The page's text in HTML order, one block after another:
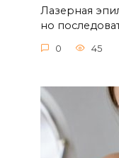
Лазерная
но
0 45